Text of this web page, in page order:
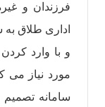
فرزندان و
اداری طلاق
و با وارد
مورد نیاز می
سامانه تصمیم